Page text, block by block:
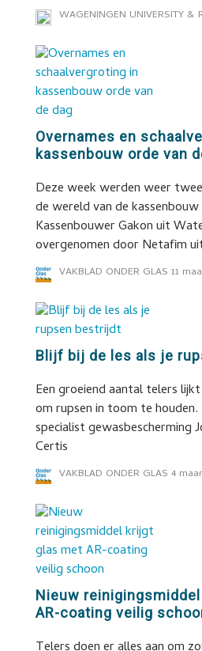
WAGENINGEN UNIVERSITY &
Overnames en
kassenbouw orde van
Deze week werden weer
de wereld van de
Kassenbouwer Gakon uit
overgenomen door Netafim
VAKBLAD ONDER GLAS 11
Blijf bij de les als je
Een groeiend aantal telers
om rupsen in toom te houden.
specialist gewasbescherming
Certis
VAKBLAD ONDER GLAS 4
Nieuw
AR-coating veilig